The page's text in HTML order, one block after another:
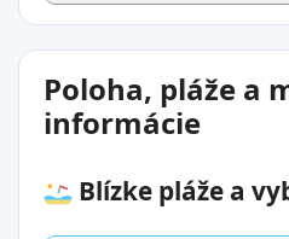
Poloha, pláže a
informácie
Blízke pláže a